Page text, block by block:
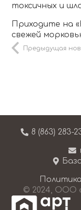
токсичных и
Приходите на
свежей
Предыдущая
8 (863) 283-
© 2024, ООО